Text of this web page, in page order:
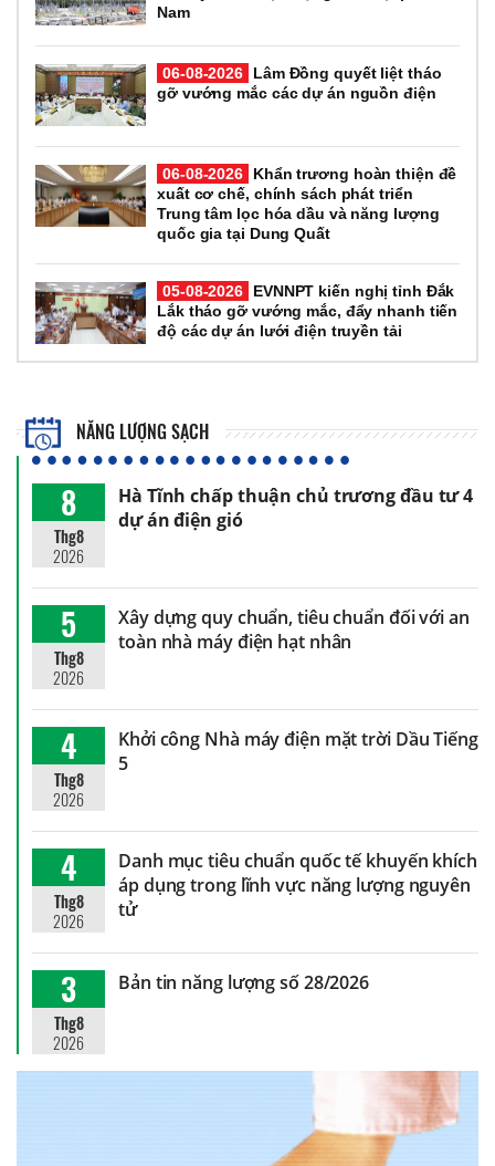
Nam
06-08-2026
Lâm Đồng quyết liệt tháo
gỡ vướng mắc các dự án nguồn điện
06-08-2026
Khẩn trương hoàn thiện đề
xuất cơ chế, chính sách phát triển
Trung tâm lọc hóa dầu và năng lượng
quốc gia tại Dung Quất
05-08-2026
EVNNPT kiến nghị tỉnh Đắk
Lắk tháo gỡ vướng mắc, đẩy nhanh tiến
độ các dự án lưới điện truyền tải
NĂNG LƯỢNG SẠCH
8
Thg8
2026
Hà Tĩnh chấp thuận chủ trương đầu tư 4
dự án điện gió
5
Thg8
2026
Xây dựng quy chuẩn, tiêu chuẩn đối với an
toàn nhà máy điện hạt nhân
4
Thg8
2026
Khởi công Nhà máy điện mặt trời Dầu Tiếng
5
4
Thg8
2026
Danh mục tiêu chuẩn quốc tế khuyến khích
áp dụng trong lĩnh vực năng lượng nguyên
tử
3
Thg8
2026
Bản tin năng lượng số 28/2026